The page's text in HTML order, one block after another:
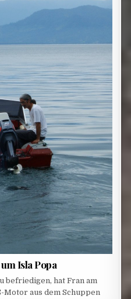
Isla Popa
befriedigen, hat Fran am
Motor aus dem Schuppen